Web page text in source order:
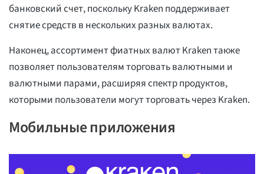
банковский счет, поскольку Kraken поддерживает
снятие средств в нескольких разных валютах.
Наконец, ассортимент фиатных валют Kraken также
позволяет пользователям торговать валютными и
валютными парами, расширяя спектр продуктов,
которыми пользователи могут торговать через Kraken.
Мобильные приложения